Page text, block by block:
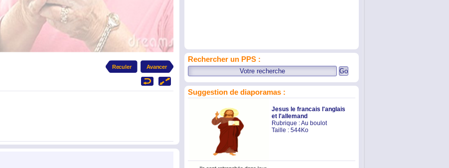
Rechercher un PPS :
Suggestion de diaporamas :
Jesus le francais l'anglais
et l'allemand
Rubrique :Au boulot
Taille : 544Ko